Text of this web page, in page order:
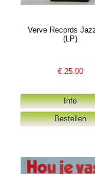
Verve Records
(LP)
€ 25.00